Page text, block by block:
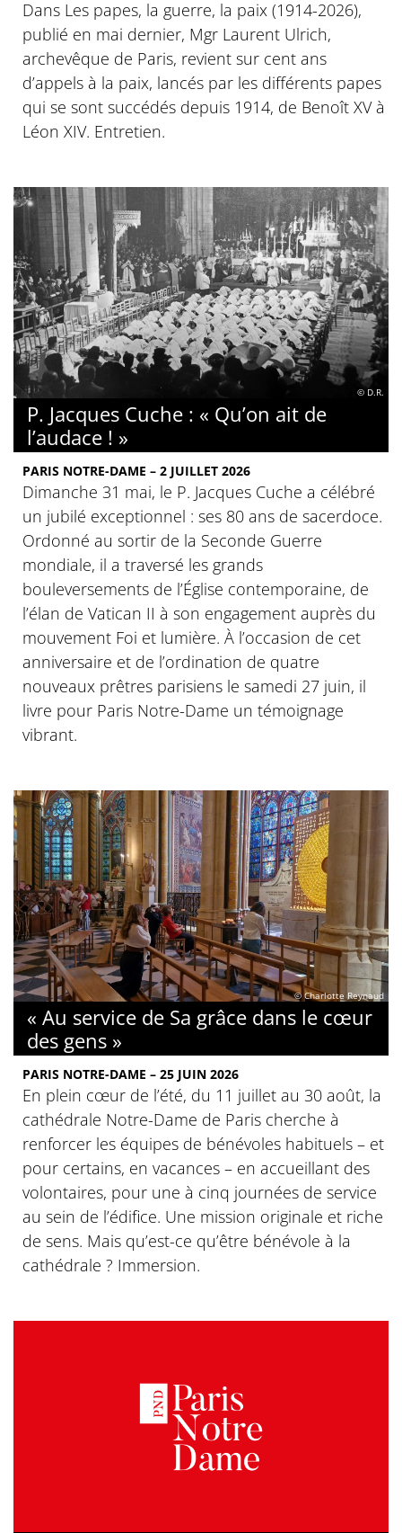
Dans Les papes, la guerre, la paix (1914-2026),
publié en mai dernier, Mgr Laurent Ulrich,
archevêque de Paris, revient sur cent ans
d’appels à la paix, lancés par les différents papes
qui se sont succédés depuis 1914, de Benoît XV à
Léon XIV. Entretien.
© D.R.
P. Jacques Cuche : « Qu’on ait de
l’audace ! »
PARIS NOTRE-DAME – 2 JUILLET 2026
Dimanche 31 mai, le P. Jacques Cuche a célébré
un jubilé exceptionnel : ses 80 ans de sacerdoce.
Ordonné au sortir de la Seconde Guerre
mondiale, il a traversé les grands
bouleversements de l’Église contemporaine, de
l’élan de Vatican II à son engagement auprès du
mouvement Foi et lumière. À l’occasion de cet
anniversaire et de l’ordination de quatre
nouveaux prêtres parisiens le samedi 27 juin, il
livre pour Paris Notre-Dame un témoignage
vibrant.
© Charlotte Reynaud
« Au service de Sa grâce dans le cœur
des gens »
PARIS NOTRE-DAME – 25 JUIN 2026
En plein cœur de l’été, du 11 juillet au 30 août, la
cathédrale Notre-Dame de Paris cherche à
renforcer les équipes de bénévoles habituels – et
pour certains, en vacances – en accueillant des
volontaires, pour une à cinq journées de service
au sein de l’édifice. Une mission originale et riche
de sens. Mais qu’est-ce qu’être bénévole à la
cathédrale ? Immersion.